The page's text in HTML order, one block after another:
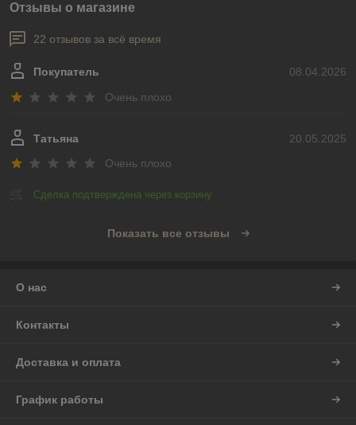
Отзывы о магазине
22 отзывов за всё время
08.04.2026
Покупатель
Очень плохо
20.05.2025
Татьяна
Очень плохо
Сделка подтверждена через корзину
Показать все отзывы
О нас
Контакты
Доставка и оплата
График работы